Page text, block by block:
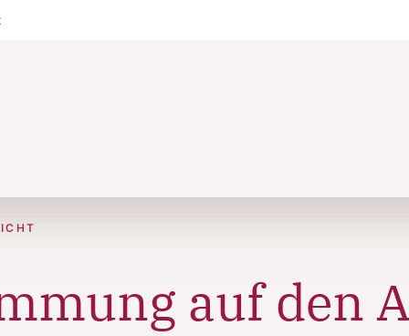
auf den